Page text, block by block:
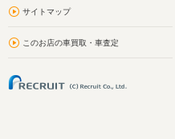
サイトマップ
このお店の車買取・車査定